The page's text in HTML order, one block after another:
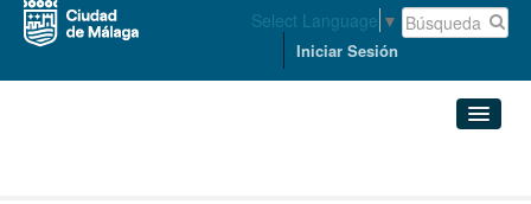
Select Language ▼
Iniciar Sesión